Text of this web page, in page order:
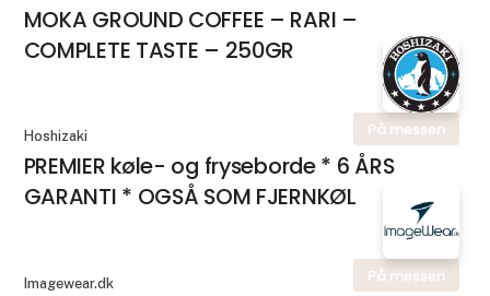
MOKA GROUND COFFEE – RARI –
COMPLETE TASTE – 250GR
På messen
Hoshizaki
PREMIER køle- og fryseborde * 6 ÅRS
GARANTI * OGSÅ SOM FJERNKØL
På messen
Imagewear.dk